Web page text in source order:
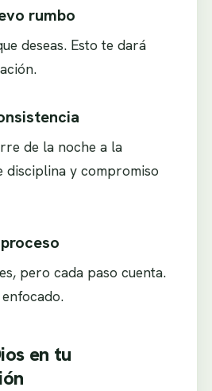
rumbo
deseas. Esto te dará
de la noche a la
disciplina y compromiso
pero cada paso cuenta.
en tu